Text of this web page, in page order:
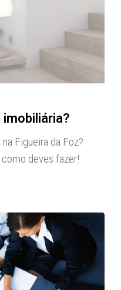
imobiliária?
Figueira da Foz?
deves fazer!